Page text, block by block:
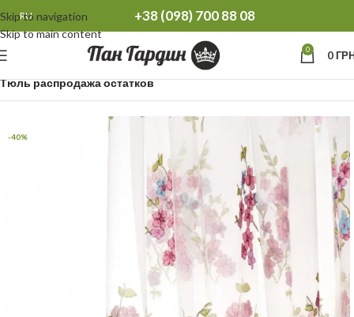
Skip to navigation
Skip to main content
RU +38 (098) 700 88 08
0 0
Главная
Распродажа остатков Тюль Шторы
Тюль распродажа остатков
-40%